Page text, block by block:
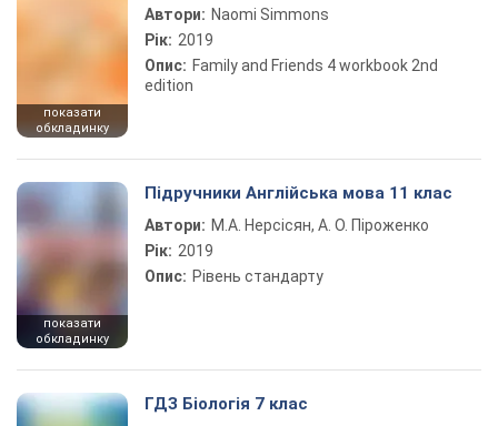
показати
обкладинку
Автори: Naomi Simmons
Рік: 2019
Опис: Family and Friends 4 workbook 2nd
edition
показати
обкладинку
Підручники Англійська мова 11 клас
Автори: М.А. Нерсісян, А. О. Піроженко
Рік: 2019
Опис: Рівень стандарту
ГДЗ Біологія 7 клас